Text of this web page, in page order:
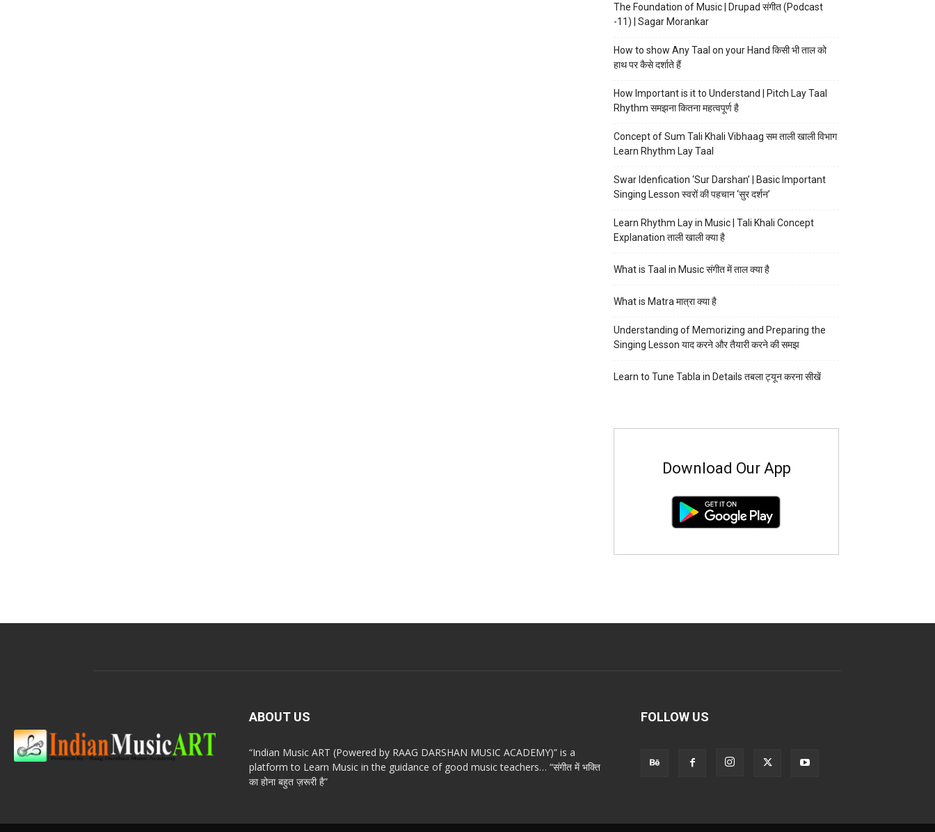
The Foundation of Music | Drupad संगीत (Podcast
-11) | Sagar Morankar
How to show Any Taal on your Hand किसी भी ताल को
हाथ पर कैसे दर्शाते हैं
How Important is it to Understand | Pitch Lay Taal
Rhythm समझना कितना महत्वपूर्ण है
Concept of Sum Tali Khali Vibhaag सम ताली खाली विभाग
Learn Rhythm Lay Taal
Swar Idenfication ‘Sur Darshan’ | Basic Important
Singing Lesson स्वरों की पहचान ‘सुर दर्शन’
Learn Rhythm Lay in Music | Tali Khali Concept
Explanation ताली खाली क्या है
What is Taal in Music संगीत में ताल क्या है
What is Matra मात्रा क्या है
Understanding of Memorizing and Preparing the
Singing Lesson याद करने और तैयारी करने की समझ
Learn to Tune Tabla in Details तबला ट्यून करना सीखें
Download Our App
ABOUT US
“Indian Music ART (Powered by RAAG DARSHAN MUSIC ACADEMY)” is a
platform to Learn Music in the guidance of good music teachers… “संगीत में भक्ति
का होना बहुत ज़रूरी है”
FOLLOW US